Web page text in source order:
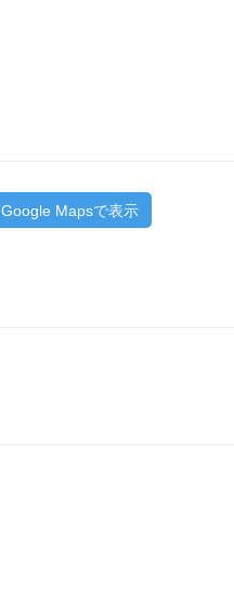
Google Mapsで表示